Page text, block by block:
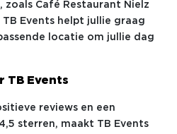
zoals Café Restaurant Nielz
Events helpt jullie graag
locatie om jullie dag
TB Events
reviews en een
sterren, maakt TB Events